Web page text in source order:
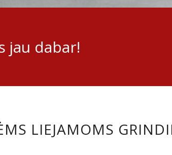
jau dabar!
LIEJAMOMS